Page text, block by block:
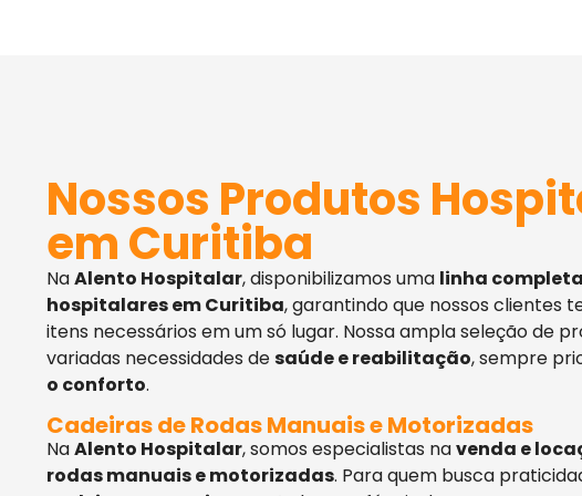
Nossos Produtos
em Curitiba
NaAlento Hospitalar, disponibilizamos uma linha
hospitalares em Curitiba, garantindo que nossos clientes
itens necessários em um só lugar. Nossa ampla seleção de
variadas necessidades desaúde e reabilitação, sempre
o conforto.
Cadeiras de Rodas Manuais e Motorizadas
NaAlento Hospitalar, somos especialistas navenda e
rodas manuais e motorizadas. Para quem busca